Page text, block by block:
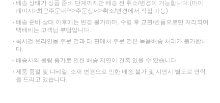
배송 상태가 상품 준비 단계까지만 배송 전 취소/변경이 가능합니다.(마이
페이지>최근주문내역>주문상세>취소/변경에서 직접 가능)
배송 준비 상태 이후에는 변경 불가하며, 수령 후 교환/반품으로만 처리되며
택배비는 고객님 부담입니다.
록시걸 온라인몰 주문 건과 타 판매처 주문 건은 묶음배송 처리가 불가합니
다.
배송사의 물량 증가로 인한 배송 지연이 간혹 있을 수 있습니다.
제품 품절 및 디테일, 소재 변경으로 인한 배송 불가 및 지연시 별도로 연락
을 드리고 있습니다.